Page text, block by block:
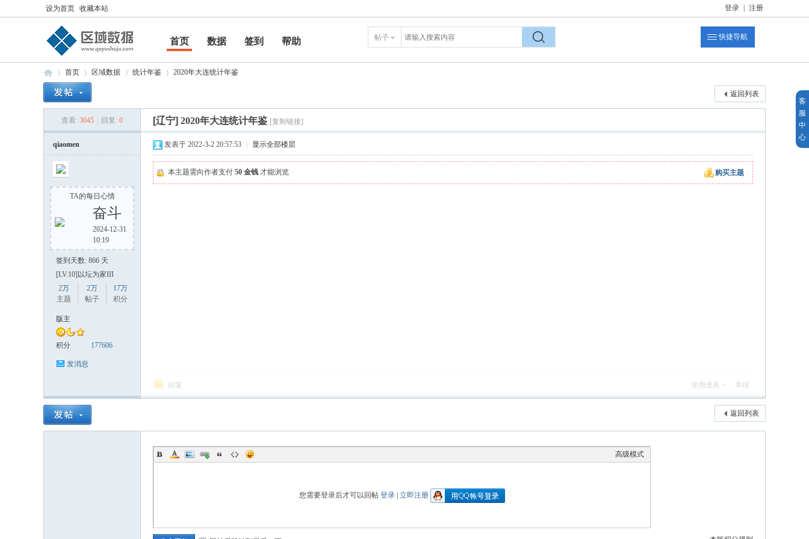
设为首页 收藏本站 登录 注册
首页 数据 签到
帮助
帮助
帖子
快捷导航
域
首页
›
区域数据
›
统计年鉴
›
2020年大连统计年鉴
返回列表
查看: 3045 回复: 0 [辽宁] 2020年大连统计年鉴 [复制链接]
qiaomen
TA的每日心情
奋斗
2024-12-31
10:19
签到天数: 866 天
[LV.10]以坛为家III
2万
主题
2万
帖子
17万
积分
版主
积分 177606
发消息
发表于 2022-3-2 20:57:53 显示全部楼层
购买主题
本主题需向作者支付 50 金钱 才能浏览
回复 使用道具 举报
返回列表
高级模式
您需要登录后才可以回帖 登录| 立即注册
客
服
中
心